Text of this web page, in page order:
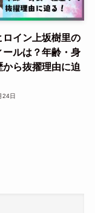
ロイン上坂樹里の
ールは？年齢・身
から抜擢理由に迫
24日